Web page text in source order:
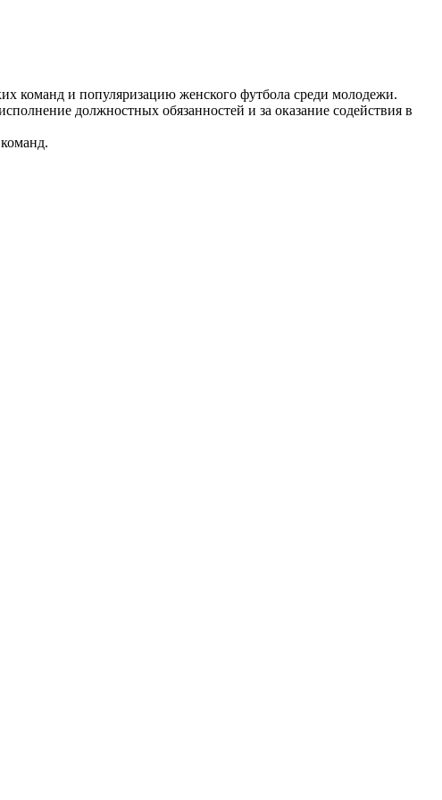
команд и популяризацию женского футбола среди молодежи.
должностных обязанностей и за оказание содействия в